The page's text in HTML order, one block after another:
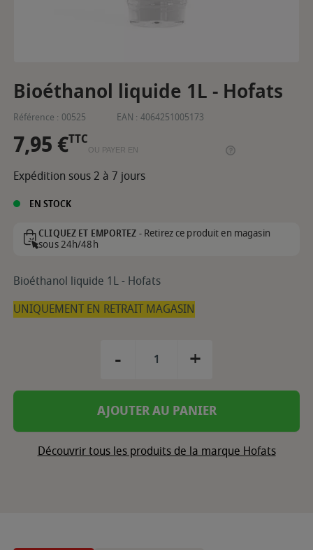
Bioéthanol liquide 1L - Hofats
Référence : 00525 EAN : 4064251005173
7,95 €TTC
OU PAYER EN
Expédition sous 2 à 7 jours
EN STOCK
CLIQUEZ ET EMPORTEZ -Retirez ce produit en magasin
sous 24h/48h
Bioéthanol liquide 1L - Hofats
UNIQUEMENT EN RETRAIT MAGASIN
- +
AJOUTER AU PANIER
Découvrir tous les produits de la marque Hofats